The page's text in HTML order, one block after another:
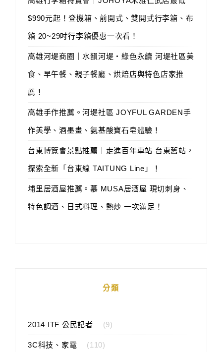
$990元起！登機箱、前開式、雙開式行李箱、布
箱 20~29吋行李箱優惠一次看！
高雄河堤商圈｜水韻河堤‧綠色永續 河堤社區美
食、早午餐、親子餐廳、烘焙店與特色店家推
薦！
高雄手作推薦。河堤社區 JOYFUL GARDEN手
作美學、酒墨畫、氨基酸寶石皂體驗！
台東博覽會景點推薦｜走進百年車站 台東舊站，
探索全新「台東線 TAITUNG Line」！
埔里居酒屋推薦。慕 MUSA居酒屋 現切刺身、
特色調酒、日式料理、熱炒 一次滿足！
分類
2014 ITF 公民記者 (9)
3C科技、家電 (110)